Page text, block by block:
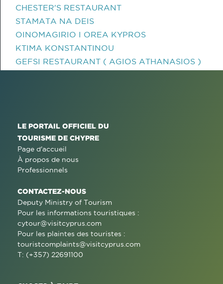
CHESTER'S RESTAURANT
STAMATA NA DEIS
OINOMAGIRIO I OREA KYPROS
KTIMA KONSTANTINOU
GEFSI RESTAURANT ( AGIOS ATHANASIOS )
LE PORTAIL OFFICIEL DU
TOURISME DE CHYPRE
Page d'accueil
À propos de nous
Professionnels
CONTACTEZ-NOUS
Deputy Ministry of Tourism
Pour les informations touristiques :
cytour@visitcyprus.com
Pour les plaintes des touristes :
touristcomplaints@visitcyprus.com
T: (+357) 22691100